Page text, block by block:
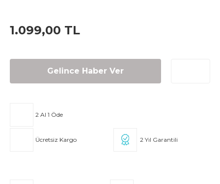
1.099,00 TL
Gelince Haber Ver
2 Al 1 Öde
Ücretsiz Kargo 2 Yıl Garantili